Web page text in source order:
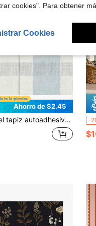
Ahorro de $2.45
y pegar, papel tapiz texturizado de estilo bohemio azul gris, pegatinas de pared de vinilo impermeables y removibles para dormitorio, baño, gabinete y decoración de paredes -
cookies". Para obtener
Cookies